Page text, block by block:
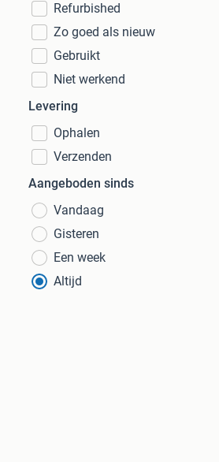
Refurbished
Zo goed als nieuw
Gebruikt
Niet werkend
Levering
Ophalen
Verzenden
Aangeboden sinds
Vandaag
Gisteren
Een week
Altijd